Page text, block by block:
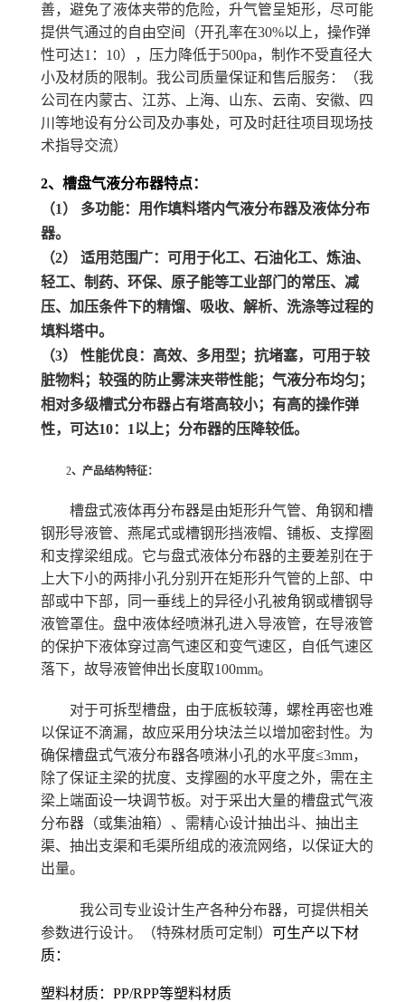
善，避免了液体夹带的危险，升气管呈矩形，尽可能
提供气通过的自由空间（开孔率在30%以上，操作弹
性可达1：10），压力降低于500pa，制作不受直径大
小及材质的限制。 我公司质量保证和售后服务：（我
公司在内蒙古、江苏、上海、山东、云南、安徽、四
川等地设有分公司及办事处，可及时赶往项目现场技
术指导交流）
2、槽盘气液分布器特点：
（1） 多功能：用作填料塔内气液分布器及液体分布
器。
（2） 适用范围广：可用于化工、石油化工、炼油、
轻工、制药、环保、原子能等工业部门的常压、减
压、加压条件下的精馏、吸收、解析、洗涤等过程的
填料塔中。
（3） 性能优良：高效、多用型；抗堵塞，可用于较
脏物料；较强的防止雾沫夹带性能；气液分布均匀；
相对多级槽式分布器占有塔高较小；有高的操作弹
性，可达10：1以上；分布器的压降较低。
2、产品结构特征：
槽盘式液体再分布器是由矩形升气管、角钢和槽
钢形导液管、燕尾式或槽钢形挡液帽、铺板、支撑圈
和支撑梁组成。它与盘式液体分布器的主要差别在于
上大下小的两排小孔分别开在矩形升气管的上部、中
部或中下部，同一垂线上的异径小孔被角钢或槽钢导
液管罩住。盘中液体经喷淋孔进入导液管，在导液管
的保护下液体穿过高气速区和变气速区，自低气速区
落下，故导液管伸出长度取100mm。
对于可拆型槽盘，由于底板较薄，螺栓再密也难
以保证不滴漏，故应采用分块法兰以增加密封性。为
确保槽盘式气液分布器各喷淋小孔的水平度≤3mm，
除了保证主梁的扰度、支撑圈的水平度之外，需在主
梁上端面设一块调节板。对于采出大量的槽盘式气液
分布器（或集油箱）、需精心设计抽出斗、抽出主
渠、抽出支渠和毛渠所组成的液流网络，以保证大的
出量。
我公司专业设计生产各种分布器，可提供相关
参数进行设计。（特殊材质可定制） 可生产以下材
质：
塑料材质：PP/RPP等塑料材质